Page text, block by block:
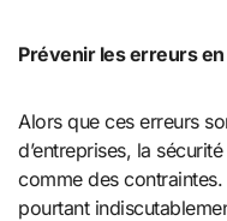
Prévenir les erreurs
Alors que ces erreurs
d’entreprises, la
comme des
pourtant